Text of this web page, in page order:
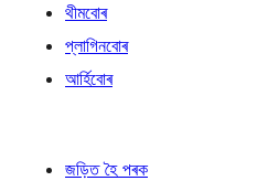
থীমবোৰ
প্লাগিনবোৰ
আৰ্হিবোৰ
জড়িত হৈ পৰক